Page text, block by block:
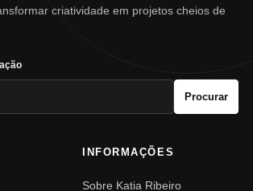
criatividade em projetos cheios de
Procurar
INFORMAÇÕES
Sobre Katia Ribeiro